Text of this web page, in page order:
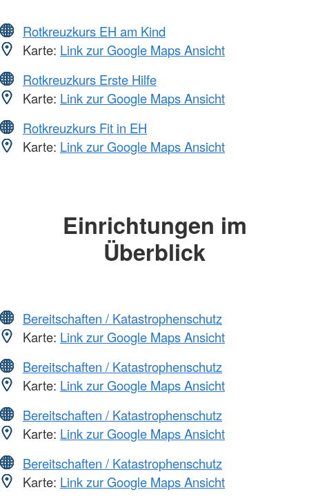
Rotkreuzkurs EH am Kind
Karte: Link zur Google Maps Ansicht
Rotkreuzkurs Erste Hilfe
Karte: Link zur Google Maps Ansicht
Rotkreuzkurs Fit in EH
Karte: Link zur Google Maps Ansicht
Einrichtungen im
Überblick
Bereitschaften / Katastrophenschutz
Karte: Link zur Google Maps Ansicht
Bereitschaften / Katastrophenschutz
Karte: Link zur Google Maps Ansicht
Bereitschaften / Katastrophenschutz
Karte: Link zur Google Maps Ansicht
Bereitschaften / Katastrophenschutz
Karte: Link zur Google Maps Ansicht